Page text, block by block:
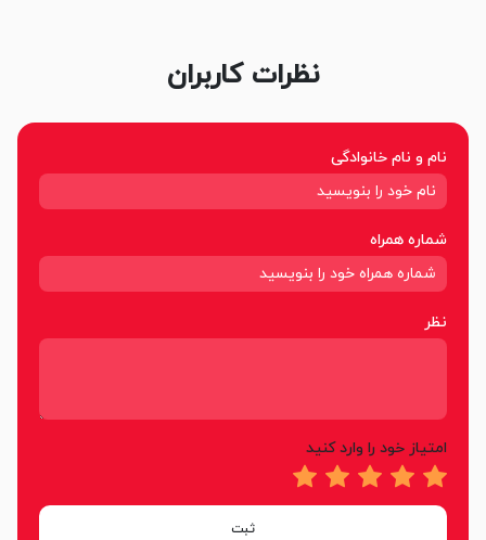
نظرات کاربران
نام و نام خانوادگی
شماره همراه
نظر
امتیاز خود را وارد کنید
ثبت